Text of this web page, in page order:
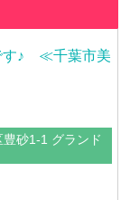
す♪ ≪千葉市美
砂1-1 グランド